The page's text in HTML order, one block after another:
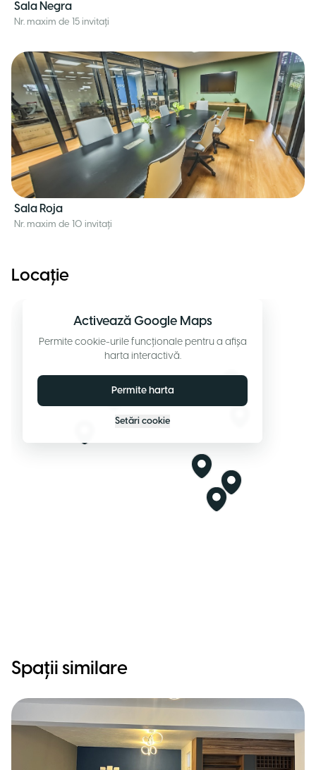
Sala Negra
Nr. maxim de 15 invitați
Sala Roja
Nr. maxim de 10 invitați
Locație
Activează Google Maps
Permite cookie-urile funcționale pentru a afișa
harta interactivă.
Permite harta
Setări cookie
Spații similare